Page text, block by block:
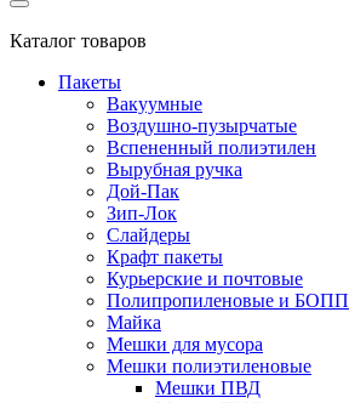
Каталог товаров
Пакеты
Вакуумные
Воздушно-пузырчатые
Вспененный полиэтилен
Вырубная ручка
Дой-Пак
Зип-Лок
Слайдеры
Крафт пакеты
Курьерские и почтовые
Полипропиленовые и БОПП
Майка
Мешки для мусора
Мешки полиэтиленовые
Мешки ПВД